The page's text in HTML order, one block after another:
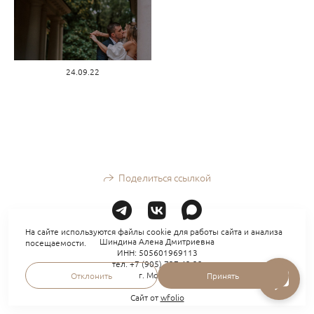
24.09.22
Поделиться ссылкой
Шиндина Алена Дмитриевна
ИНН: 505601969113
тел. +7 (905) 737-43-32
г. Москва
Сайт отwfolio
На сайте используются файлы cookie для работы сайта и анализа
посещаемости.
Отклонить Принять